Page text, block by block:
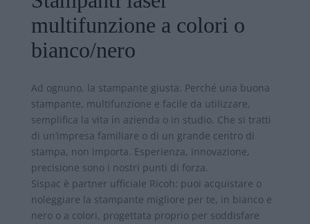
multifunzione a colori o
bianco/nero
Ad ognuno, la stampante giusta. Perché una buona
stampante, multifunzione e facile da utilizzare,
semplifica la vita in azienda o in studio. Che si tratti
di un’impresa familiare o di un grande centro di
stampa, non importa. Esperienza, innovazione,
precisione sono i nostri punti di forza.
Sispac è partner ufficiale Ricoh: puoi acquistare o
noleggiare la stampante migliore per te, in bianco e
nero o a colori, progettata proprio per soddisfare